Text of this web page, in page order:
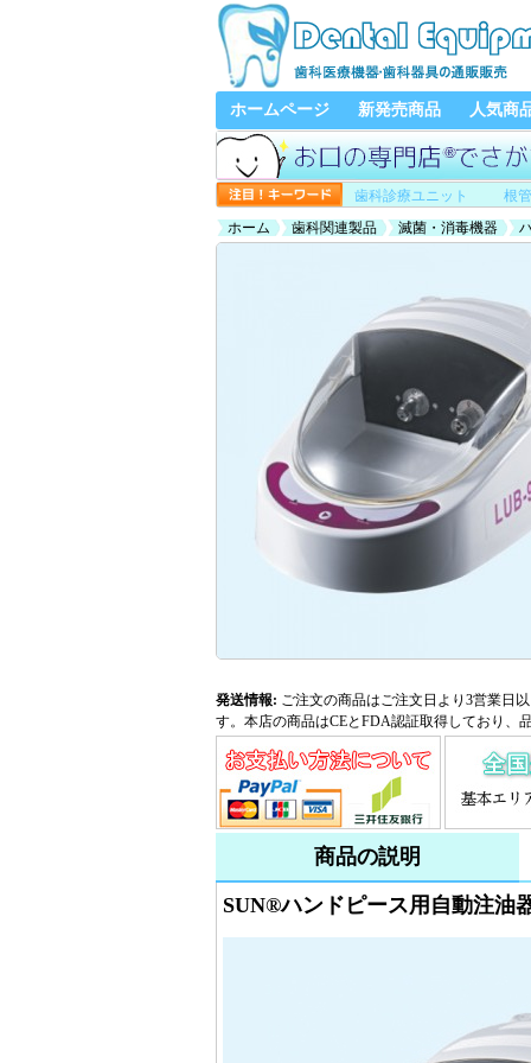
ホームページ 新発売商品 人気商
歯科診療ユニット
根
ホーム
歯科関連製品 滅菌・消毒機器
発送情報: ご注文の商品はご注文日より3営業日
す。本店の商品はCEとFDA認証取得しており、
商品の説明
SUN®ハンドピース用自動注油